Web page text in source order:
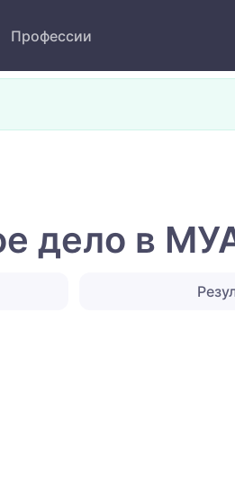
Профессии
дело в